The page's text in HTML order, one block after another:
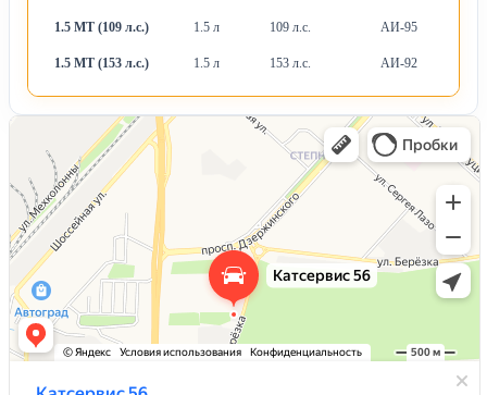
1.5 MT (109 л.с.) 1.5 л 109 л.с. АИ-95
1.5 MT (153 л.с.) 1.5 л 153 л.с. АИ-92